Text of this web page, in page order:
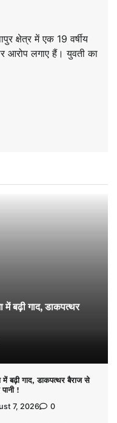
क्षेत्र में एक 19 वर्षीय
आरोप लगाए हैं। युवती का
बढ़ी गाद, डाकपत्थर
बढ़ी गाद, डाकपत्थर बैराज से
!
7, 2026 0